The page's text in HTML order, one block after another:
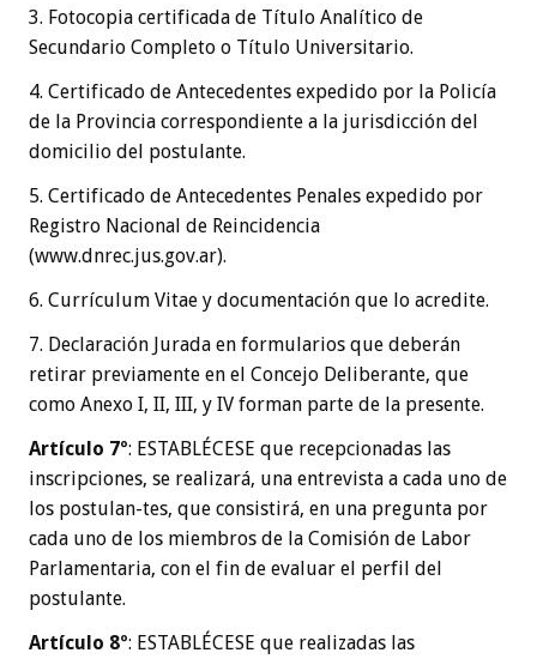
3. Fotocopia certificada de Título Analítico de
Secundario Completo o Título Universitario.
4. Certificado de Antecedentes expedido por la Policía
de la Provincia correspondiente a la jurisdicción del
domicilio del postulante.
5. Certificado de Antecedentes Penales expedido por
Registro Nacional de Reincidencia
(www.dnrec.jus.gov.ar).
6. Currículum Vitae y documentación que lo acredite.
7. Declaración Jurada en formularios que deberán
retirar previamente en el Concejo Deliberante, que
como Anexo I, II, III, y IV forman parte de la presente.
Artículo 7º: ESTABLÉCESE que recepcionadas las
inscripciones, se realizará, una entrevista a cada uno de
los postulan-tes, que consistirá, en una pregunta por
cada uno de los miembros de la Comisión de Labor
Parlamentaria, con el fin de evaluar el perfil del
postulante.
Artículo 8º: ESTABLÉCESE que realizadas las